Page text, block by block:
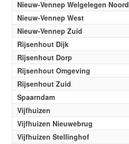
Nieuw-Vennep Welgelegen Noord
Nieuw-Vennep West
Nieuw-Vennep Zuid
Rijsenhout Dijk
Rijsenhout Dorp
Rijsenhout Omgeving
Rijsenhout Zuid
Spaarndam
Vijfhuizen
Vijfhuizen Nieuwebrug
Vijfhuizen Stellinghof